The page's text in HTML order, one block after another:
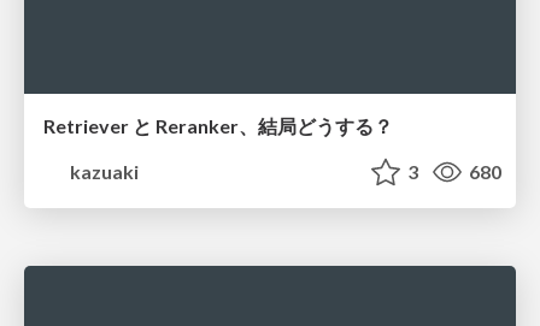
Retriever と Reranker、結局どうする？
kazuaki
3 680